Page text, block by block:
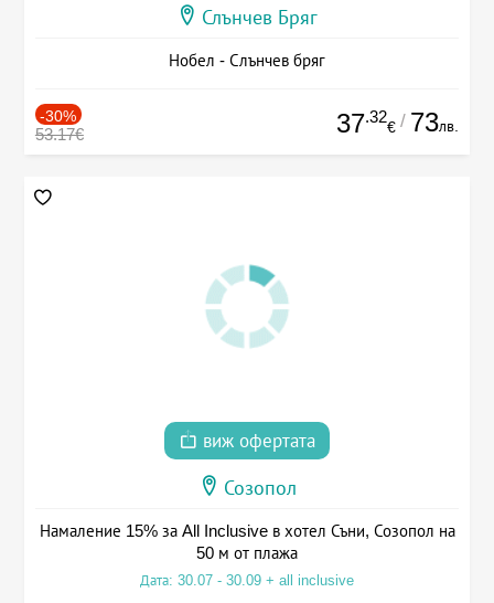
Слънчев Бряг
Нобел - Слънчев бряг
-30%
53.17€ 37.32
€ / 73лв.
виж офертата
Созопол
Намаление 15% за All Inclusive в хотел Съни, Созопол на
50 м от плажа
Дата: 30.07 - 30.09 + all inclusive